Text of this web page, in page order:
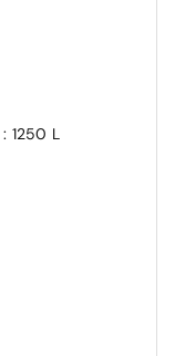
: 1250 L